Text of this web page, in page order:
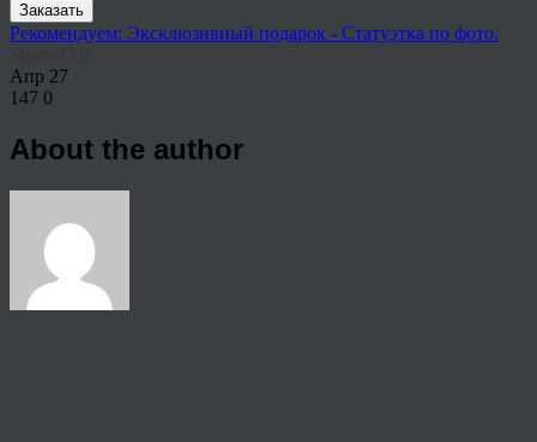
Заказать
Рекомендуем: Эксклюзивный подарок - Статуэтка по фото.
Апр 27
147 0
About the author